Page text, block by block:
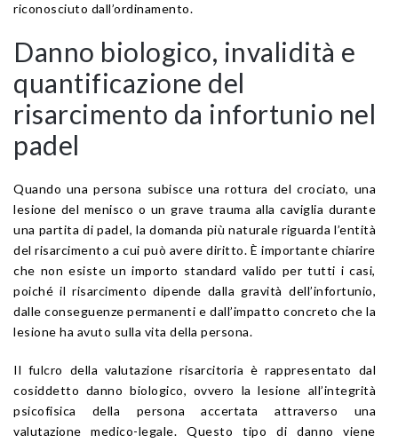
riconosciuto dall’ordinamento.
Danno biologico, invalidità e
quantificazione del
risarcimento da infortunio nel
padel
Quando una persona subisce una rottura del crociato, una
lesione del menisco o un grave trauma alla caviglia durante
una partita di padel, la domanda più naturale riguarda l’entità
del risarcimento a cui può avere diritto. È importante chiarire
che non esiste un importo standard valido per tutti i casi,
poiché il risarcimento dipende dalla gravità dell’infortunio,
dalle conseguenze permanenti e dall’impatto concreto che la
lesione ha avuto sulla vita della persona.
Il fulcro della valutazione risarcitoria è rappresentato dal
cosiddetto danno biologico, ovvero la lesione all’integrità
psicofisica della persona accertata attraverso una
valutazione medico-legale. Questo tipo di danno viene